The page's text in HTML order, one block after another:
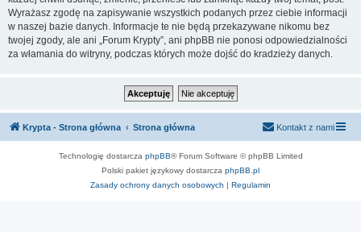
Wyrażasz zgodę na zapisywanie wszystkich podanych przez ciebie informacji
w naszej bazie danych. Informacje te nie będą przekazywane nikomu bez
twojej zgody, ale ani „Forum Krypty”, ani phpBB nie ponosi odpowiedzialności
za włamania do witryny, podczas których może dojść do kradzieży danych.
Krypta - Strona główna Strona główna Kontakt z nami
Technologię dostarcza phpBB® Forum Software © phpBB Limited
Polski pakiet językowy dostarcza phpBB.pl
Zasady ochrony danych osobowych | Regulamin